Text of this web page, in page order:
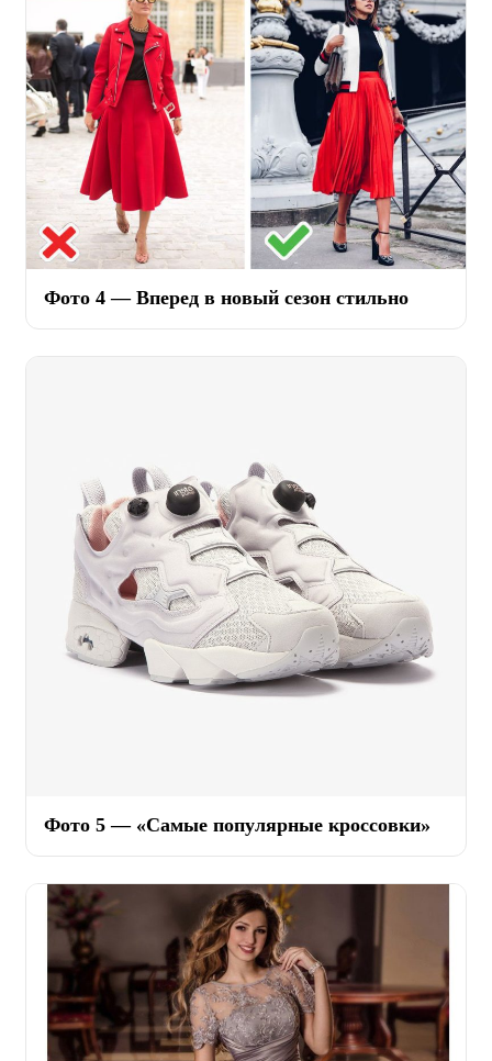
Фото 4 — Вперед в новый сезон стильно
Фото 5 — «Самые популярные кроссовки»